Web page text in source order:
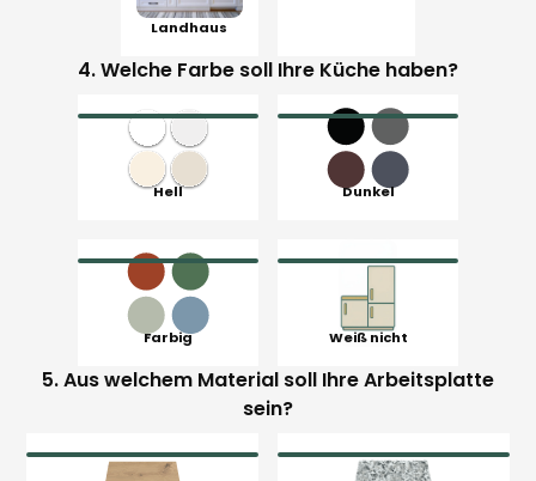
Landhaus
4. Welche Farbe soll Ihre Küche haben?
Hell Dunkel
Farbig Weiß nicht
5. Aus welchem Material soll Ihre Arbeitsplatte
sein?